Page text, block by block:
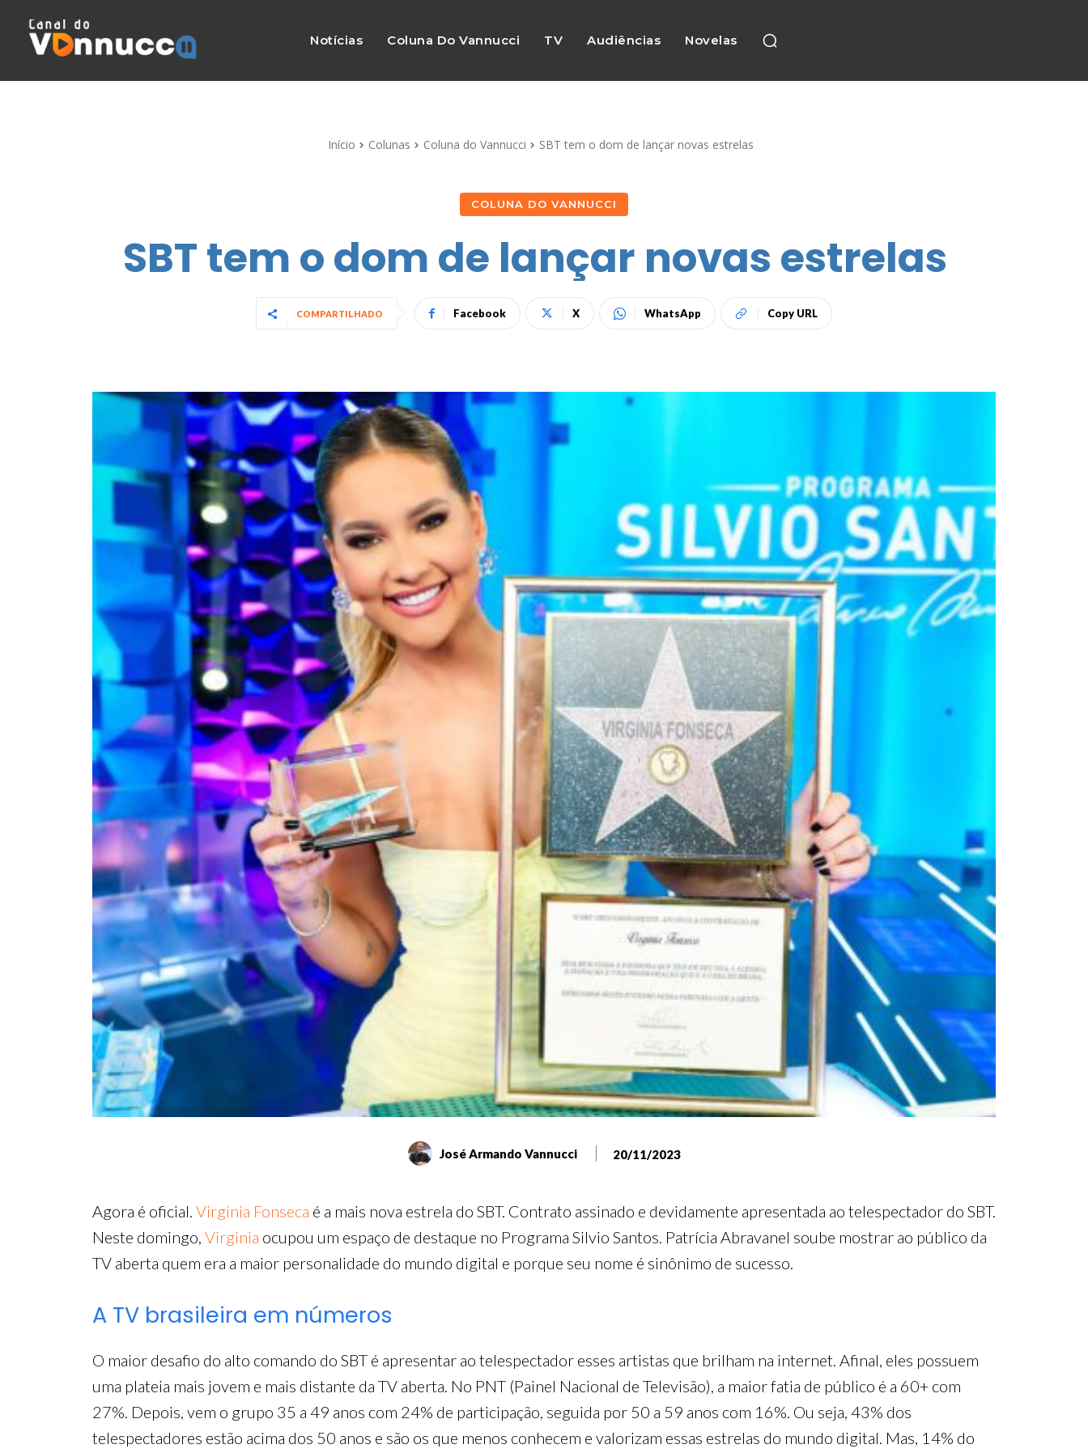
Notícias Coluna Do Vannucci TV Audiências Novelas
Início Colunas Coluna do Vannucci SBT tem o dom de lançar novas estrelas
COLUNA DO VANNUCCI
SBT tem o dom de lançar novas estrelas
COMPARTILHADO Facebook X WhatsApp Copy URL
José Armando Vannucci 20/11/2023
Agora é oficial. Virginia Fonseca é a mais nova estrela do SBT. Contrato assinado e devidamente apresentada ao telespectador do SBT.
Neste domingo, Virginia ocupou um espaço de destaque no Programa Silvio Santos. Patrícia Abravanel soube mostrar ao público da
TV aberta quem era a maior personalidade do mundo digital e porque seu nome é sinônimo de sucesso.
A TV brasileira em números
O maior desafio do alto comando do SBT é apresentar ao telespectador esses artistas que brilham na internet. Afinal, eles possuem
uma plateia mais jovem e mais distante da TV aberta. No PNT (Painel Nacional de Televisão), a maior fatia de público é a 60+ com
27%. Depois, vem o grupo 35 a 49 anos com 24% de participação, seguida por 50 a 59 anos com 16%. Ou seja, 43% dos
telespectadores estão acima dos 50 anos e são os que menos conhecem e valorizam essas estrelas do mundo digital. Mas, 14% do